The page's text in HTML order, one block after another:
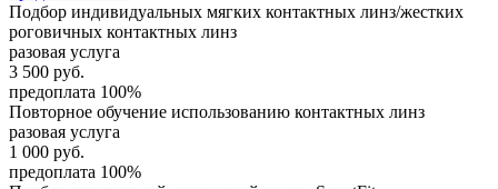
Подбор индивидуальных мягких контактных линз/жестких
роговичных контактных линз
разовая услуга
3 500 руб.
предоплата 100%
Повторное обучение использованию контактных линз
разовая услуга
1 000 руб.
предоплата 100%